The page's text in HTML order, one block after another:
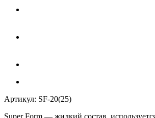
Артикул: SF-20(25)
Super Form — жидкий состав,